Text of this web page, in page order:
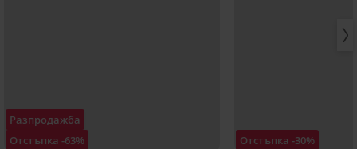
Разпродажба
Отстъпка -63%
Отстъпка -30%